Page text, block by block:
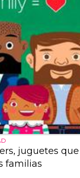
juguetes
familias